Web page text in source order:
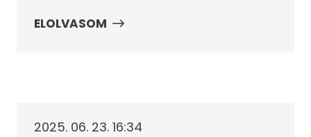
ELOLVASOM
2025. 06. 23. 16:34